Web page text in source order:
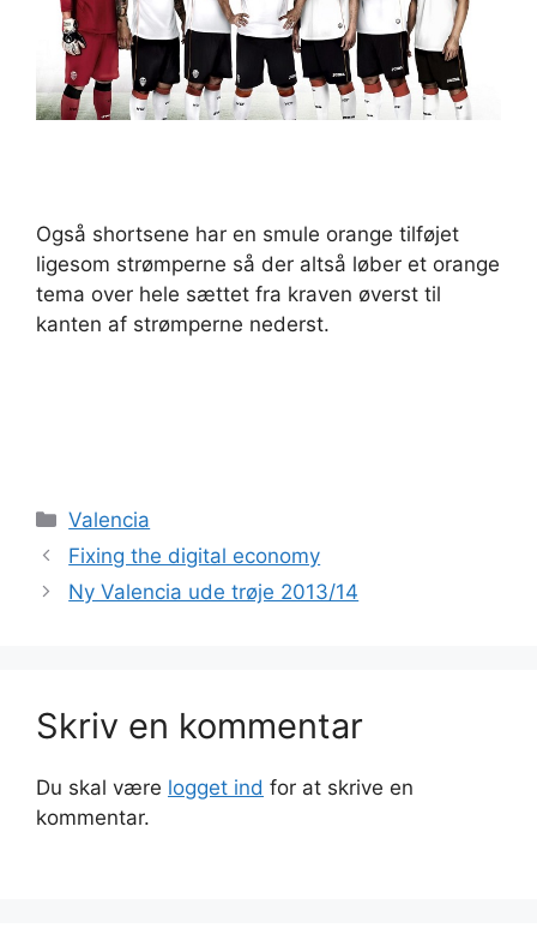
Også shortsene har en smule orange tilføjet
ligesom strømperne så der altså løber et orange
tema over hele sættet fra kraven øverst til
kanten af strømperne nederst.
Kategorier
Valencia
Fixing the digital economy
Ny Valencia ude trøje 2013/14
Skriv en kommentar
Du skal være logget ind for at skrive en
kommentar.